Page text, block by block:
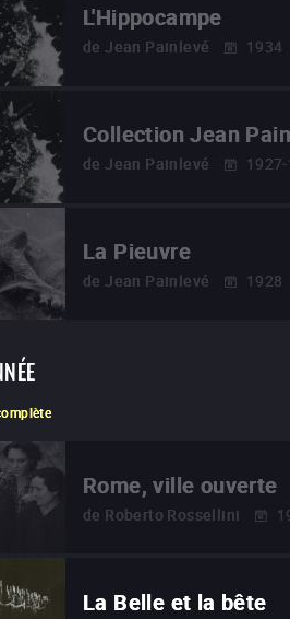
L'Hippocampe
de Jean Painlevé 1934
Collection Jean
de Jean Painlevé
La Pieuvre
de Jean Painlevé 1928
Rome, ville ouverte
de Roberto Rossellini
La Belle et la bête